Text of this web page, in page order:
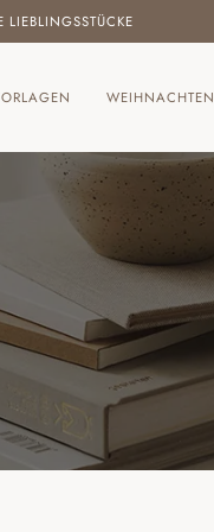
WEIHNACHTEN